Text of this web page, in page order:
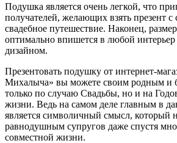
Подушка является очень легкой, что
получателей, желающих взять презент
свадебное путешествие. Наконец,
оптимально впишется в любой
дизайном.
Презентовать подушку от интернет-
Михалыча» вы можете своим родным и
только по случаю Свадьбы, но и на
жизни. Ведь на самом деле главным в
является символичный смысл, который
равнодушным супругов даже спустя
совместной жизни.